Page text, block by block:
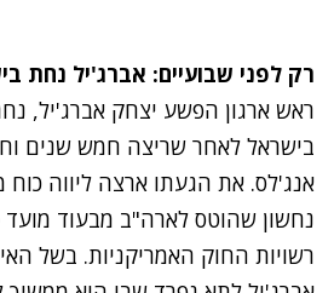
רק לפני שבועיים: אברג'יל נחת
ראש ארגון הפשע יצחק אברג'יל,
בישראל לאחר שריצה חמש שנים
אנג'לס. את הגעתו ארצה ליווה כוח
נחשון שהוטס לארה"ב מבעוד מועד
רשויות החוק האמריקניות. בשל